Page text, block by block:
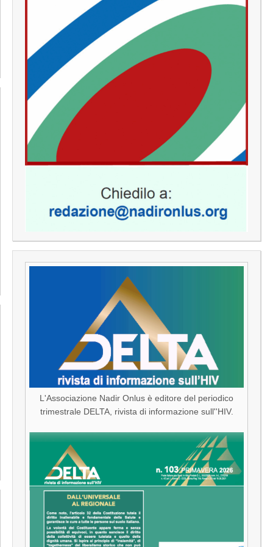
L'Associazione Nadir Onlus è editore del periodico
trimestrale DELTA, rivista di informazione sull''HIV.